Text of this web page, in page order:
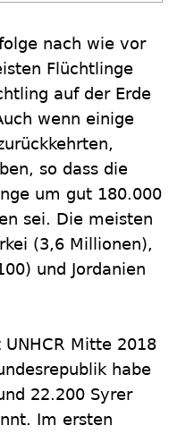
nach wie vor
Flüchtlinge
auf der Erde
wenn einige
so dass die
um gut 180.000
sei. Die meisten
(3,6 Millionen),
und Jordanien
Mitte 2018
habe
22.200 Syrer
Im ersten